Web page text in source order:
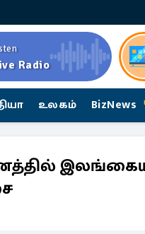
Radio
உலகம் BizNews